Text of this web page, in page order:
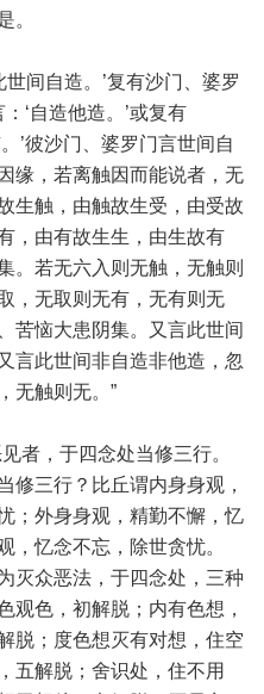
。
间自造。’复有沙门、婆罗
‘自造他造。’或复有
’彼沙门、婆罗门言世间自
缘，若离触因而能说者，无
生触，由触故生受，由受故
，由有故生生，由生故有
。若无六入则无触，无触则
，无取则无有，无有则无
苦恼大患阴集。又言此世间
言此世间非自造非他造，忽
无触则无。”
者，于四念处当修三行。
修三行？比丘谓内身身观，
；外身身观，精勤不懈，忆
，忆念不忘，除世贪忧。
灭众恶法，于四念处，三种
观色，初解脱；内有色想，
脱；度色想灭有对想，住空
五解脱；舍识处，住不用